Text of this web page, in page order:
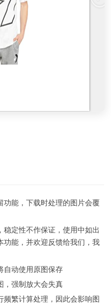
功能，下载时处理的图片会覆
稳定性不作保证，使用中如出
功能，并欢迎反馈给我们，我
自动使用原图保存
，强制放大会失真
频繁计算处理，因此会影响图